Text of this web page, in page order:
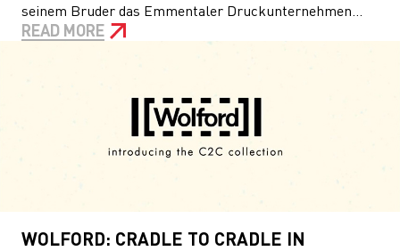
seinem Bruder das Emmentaler Druckunternehmen...
READ MORE
WOLFORD: CRADLE TO CRADLE IN